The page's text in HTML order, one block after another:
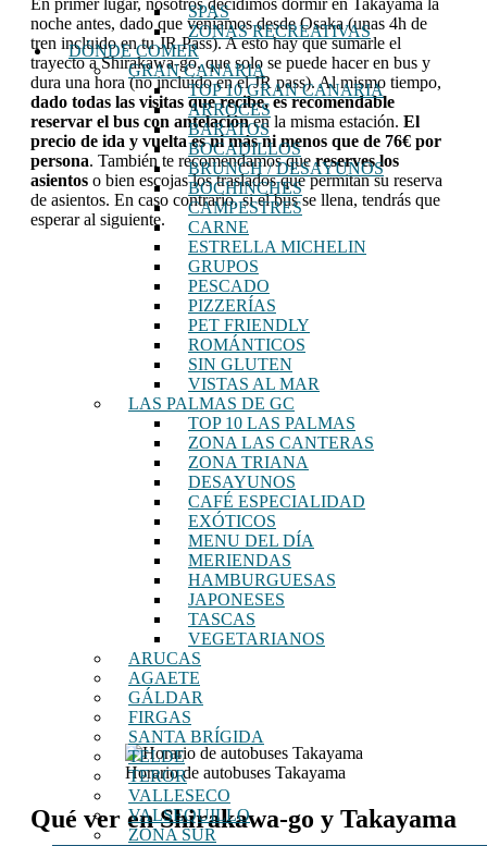
SPAS
ZONAS RECREATIVAS
DÓNDE COMER
GRAN CANARIA
TOP 10 GRAN CANARIA
ARROCES
BARATOS
BOCADILLOS
BRUNCH / DESAYUNOS
BOCHINCHES
CAMPESTRES
CARNE
ESTRELLA MICHELIN
GRUPOS
PESCADO
PIZZERÍAS
PET FRIENDLY
ROMÁNTICOS
SIN GLUTEN
VISTAS AL MAR
LAS PALMAS DE GC
TOP 10 LAS PALMAS
ZONA LAS CANTERAS
ZONA TRIANA
DESAYUNOS
CAFÉ ESPECIALIDAD
EXÓTICOS
MENU DEL DÍA
MERIENDAS
HAMBURGUESAS
JAPONESES
TASCAS
VEGETARIANOS
ARUCAS
AGAETE
GÁLDAR
FIRGAS
SANTA BRÍGIDA
TELDE
TEROR
VALLESECO
VALSEQUILLO
ZONA SUR
noche antes, dado que veníamos desde Osaka (unas 4h de
tren incluido en tu JR Pass). A esto hay que sumarle el
trayecto a Shirakawa-go, que solo se puede hacer en bus y
dura una hora (no incluido en el JR pass). Al mismo tiempo,
dado todas las visitas que recibe, es recomendable
reservar el bus con antelaciónen la misma estación. El
precio de ida y vuelta es ni más ni menos que de 76€ por
persona. También te recomendamos quereserves los
asientos o bien escojas los traslados que permitan su reserva
de asientos. En caso contrario, si el bus se llena, tendrás que
esperar al siguiente.
Horario de autobuses Takayama
Qué ver en Shirakawa-go y Takayama